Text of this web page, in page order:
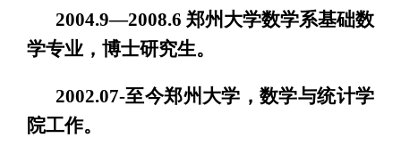
2004.9—2008.6 郑州大学数学系基础数
学专业，博士研究生。
2002.07-至今郑州大学，数学与统计学
院工作。